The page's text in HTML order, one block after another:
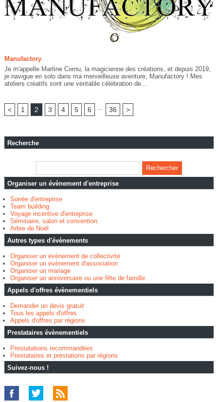
Manufactory
Je m'appelle Martine Cornu, la magicienne des créations, et depuis 2019,
je navigue en solo dans ma merveilleuse aventure, Manufactory ! Mes
ateliers créatifs sont une véritable célébration de...
< 1 2 3 4 5 6 36 >
Recherche
Organiser un évènement d'entreprise
Soirée d'entreprise
Team building
Voyage incentive d'entreprise
Séminaire, salon et convention
Arbre de Noël
Autres types d'évènements
Organiser un évènement de collectivité
Organiser un évènement d'association
Organiser un mariage
Organiser un anniversaire ou une fête de famille
Appels d'offres évènementiels
Demander un devis gratuit
Tous les appels d'offres
Appels d'offres par régions
Prestataires évènementiels
Prestatations recommandées
Prestataires et prestations par régions
Suivez-nous !